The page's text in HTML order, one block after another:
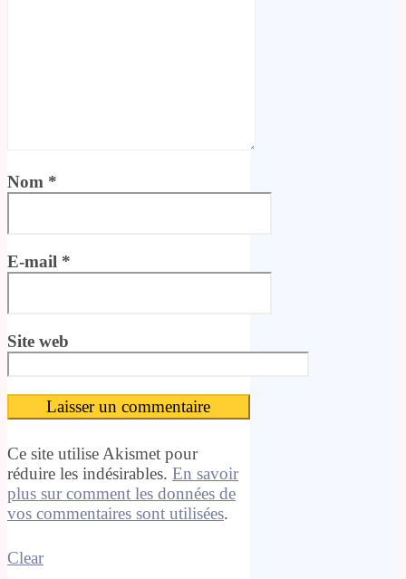
Nom *
E-mail *
Site web
Ce site utilise Akismet pour
réduire les indésirables. En savoir
plus sur comment les données de
vos commentaires sont utilisées.
Clear